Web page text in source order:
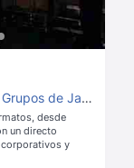
Grupos de Jazz
desde
un directo
y